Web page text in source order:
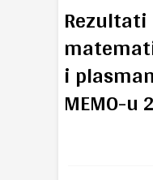
Rezultati
i
MEMO-u